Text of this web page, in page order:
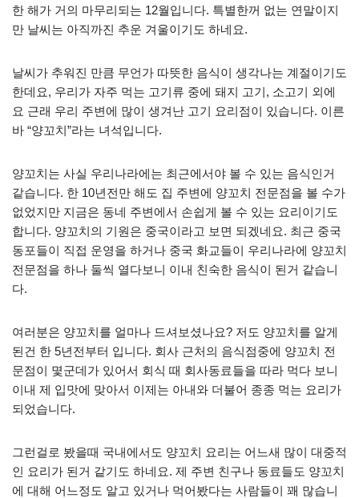
한 해가 거의 마무리되는 12월입니다. 특별한꺼 없는 연말이지
만 날씨는 아직까진 추운 겨울이기도 하네요.
날씨가 추워진 만큼 무언가 따뜻한 음식이 생각나는 계절이기도
한데요, 우리가 자주 먹는 고기류 중에 돼지 고기, 소고기 외에
요 근래 우리 주변에 많이 생겨난 고기 요리점이 있습니다. 이른
바 “양꼬치”라는 녀석입니다.
양꼬치는 사실 우리나라에는 최근에서야 볼 수 있는 음식인거
같습니다. 한 10년전만 해도 집 주변에 양꼬치 전문점을 볼 수가
없었지만 지금은 동네 주변에서 손쉽게 볼 수 있는 요리이기도
합니다. 양꼬치의 기원은 중국이라고 보면 되겠네요. 최근 중국
동포들이 직접 운영을 하거나 중국 화교들이 우리나라에 양꼬치
전문점을 하나 둘씩 열다보니 이내 친숙한 음식이 된거 같습니
다.
여러분은 양꼬치를 얼마나 드셔보셨나요? 저도 양꼬치를 알게
된건 한 5년전부터 입니다. 회사 근처의 음식점중에 양꼬치 전
문점이 몇군데가 있어서 회식 때 회사동료들을 따라 먹다 보니
이내 제 입맛에 맞아서 이제는 아내와 더불어 종종 먹는 요리가
되었습니다.
그런걸로 봤을때 국내에서도 양꼬치 요리는 어느새 많이 대중적
인 요리가 된거 같기도 하네요. 제 주변 친구나 동료들도 양꼬치
에 대해 어느정도 알고 있거나 먹어봤다는 사람들이 꽤 많습니